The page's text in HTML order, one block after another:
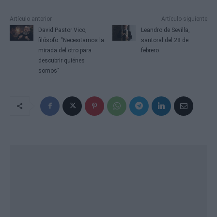
Artículo anterior
David Pastor Vico,
filósofo: "Necesitamos la
mirada del otro para
descubrir quiénes
somos"
Artículo siguiente
Leandro de Sevilla,
santoral del 28 de
febrero